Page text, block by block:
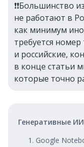
❗❗Большинство
не работают в
как минимум
требуется
и российские,
в конце статьи
которые точно
Генеративные
1. Google